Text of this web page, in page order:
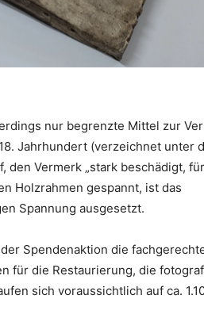
nur begrenzte Mittel zur
Jahrhundert (verzeichnet unter
den Vermerk „stark beschädigt,
Holzrahmen gespannt, ist das
Spannung ausgesetzt.
Spendenaktion die
für die Restaurierung, die
sich voraussichtlich auf ca.